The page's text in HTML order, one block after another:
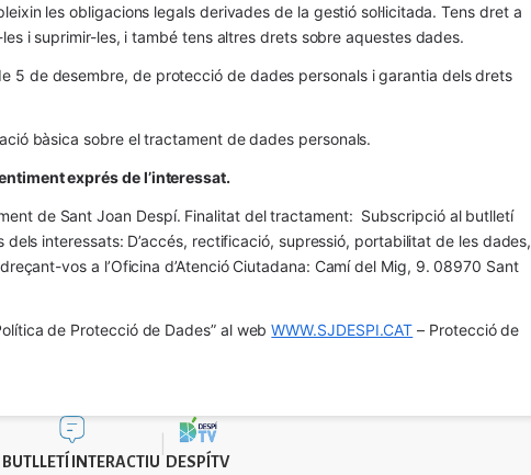
les obligacions legals derivades de la gestió sol·licitada. Tens dret a
i suprimir-les, i també tens altres drets sobre aquestes dades.
5 de desembre, de protecció de dades personals i garantia dels drets
bàsica sobre el tractament de dades personals.
exprés de l’interessat.
de Sant Joan Despí. Finalitat del tractament:  Subscripció al butlletí
interessats: D’accés, rectificació, supressió, portabilitat de les dades,
vos a l’Oficina d’Atenció Ciutadana: Camí del Mig, 9. 08970 Sant
de Protecció de Dades” al web WWW.SJDESPI.CAT – Protecció de
BUTLLETÍ INTERACTIU DESPÍTV